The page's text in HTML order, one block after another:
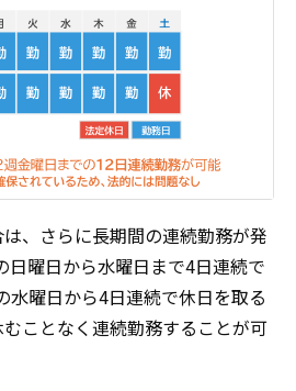
、さらに長期間の連続勤務が発
日曜日から水曜日まで4日連続で
水曜日から4日連続で休日を取る
ことなく連続勤務することが可